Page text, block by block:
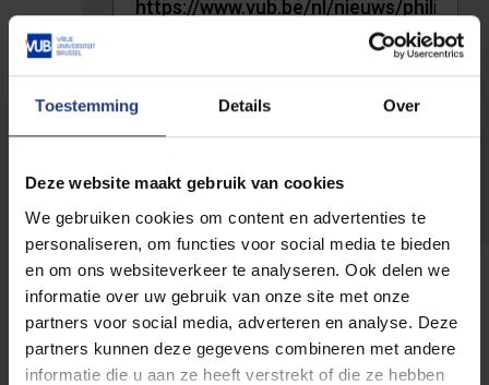
Toestemming Details Over
Deze website maakt gebruik van cookies
We gebruiken cookies om content en advertenties te
personaliseren, om functies voor social media te bieden
en om ons websiteverkeer te analyseren. Ook delen we
informatie over uw gebruik van onze site met onze
partners voor social media, adverteren en analyse. Deze
partners kunnen deze gegevens combineren met andere
informatie die u aan ze heeft verstrekt of die ze hebben
De volledige URL van de pagina waar je de fout zag.